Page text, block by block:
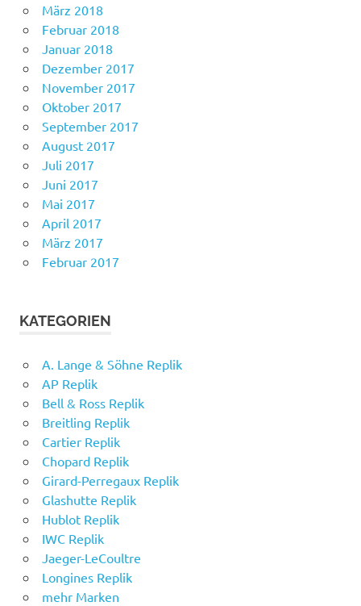
März 2018
Februar 2018
Januar 2018
Dezember 2017
November 2017
Oktober 2017
September 2017
August 2017
Juli 2017
Juni 2017
Mai 2017
April 2017
März 2017
Februar 2017
KATEGORIEN
A. Lange & Söhne Replik
AP Replik
Bell & Ross Replik
Breitling Replik
Cartier Replik
Chopard Replik
Girard-Perregaux Replik
Glashutte Replik
Hublot Replik
IWC Replik
Jaeger-LeCoultre
Longines Replik
mehr Marken